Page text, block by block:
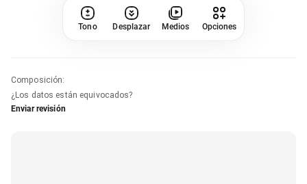
Tono Desplazar Medios Opciones
Composición:
¿Los datos están equivocados?
Enviar revisión